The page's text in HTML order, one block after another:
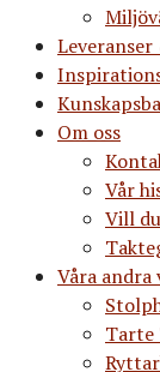
Om oss
Vår
Vill
Våra andra
Tarte